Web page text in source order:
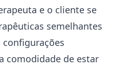
e o cliente se
semelhantes
comodidade de estar